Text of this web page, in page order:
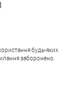
будь-яких
заборонено.